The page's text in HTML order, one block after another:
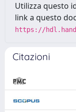
Utilizza questo
link a questo
https://
Citazioni